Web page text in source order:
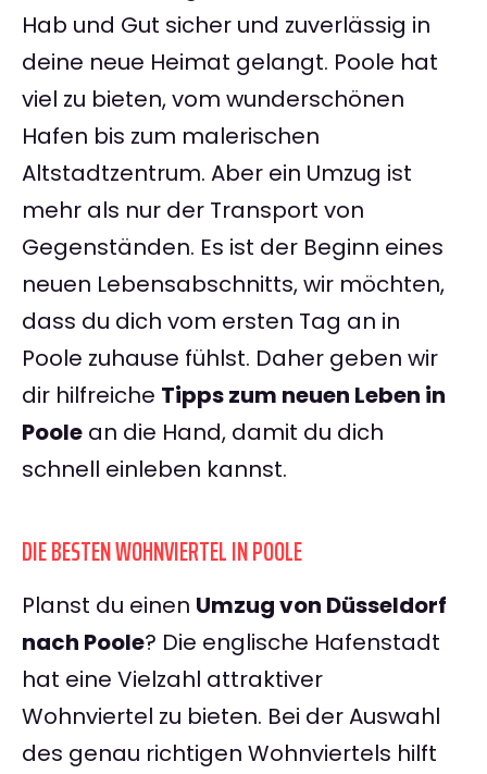
Hab und Gut sicher und zuverlässig in
deine neue Heimat gelangt. Poole hat
viel zu bieten, vom wunderschönen
Hafen bis zum malerischen
Altstadtzentrum. Aber ein Umzug ist
mehr als nur der Transport von
Gegenständen. Es ist der Beginn eines
neuen Lebensabschnitts, wir möchten,
dass du dich vom ersten Tag an in
Poole zuhause fühlst. Daher geben wir
dir hilfreiche Tipps zum neuen Leben in
Poole an die Hand, damit du dich
schnell einleben kannst.
DIE BESTEN WOHNVIERTEL IN POOLE
Planst du einen Umzug von Düsseldorf
nach Poole? Die englische Hafenstadt
hat eine Vielzahl attraktiver
Wohnviertel zu bieten. Bei der Auswahl
des genau richtigen Wohnviertels hilft